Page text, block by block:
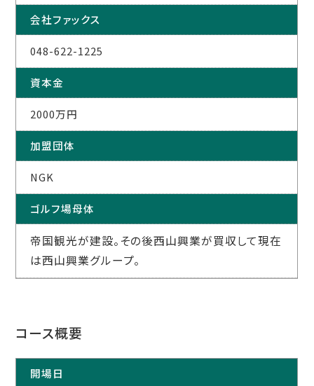
会社ファックス
048-622-1225
資本金
2000万円
加盟団体
NGK
ゴルフ場母体
帝国観光が建設。その後西山興業が買収して現在
は西山興業グループ。
コース概要
開場日